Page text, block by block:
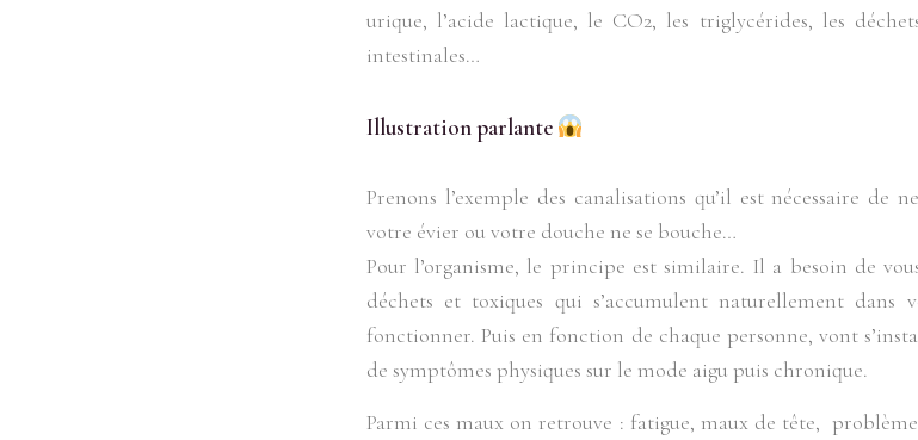
urique, l’acide lactique, le CO2, les triglycérides, les
intestinales…
Illustration parlante
Prenons l’exemple des canalisations qu’il est nécessaire de
votre évier ou votre douche ne se bouche…
Pour l’organisme, le principe est similaire. Il a besoin de
déchets et toxiques qui s’accumulent naturellement dans
fonctionner. Puis en fonction de chaque personne, vont
de symptômes physiques sur le mode aigu puis chronique.
Parmi ces maux on retrouve : fatigue, maux de tête,